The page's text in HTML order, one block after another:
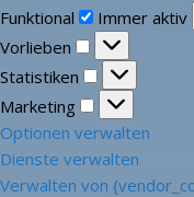
Funktional
Funktional
Immer aktiv
Vorlieben
Vorlieben
Statistiken
Statistiken
Marketing
Marketing
Optionen verwalten
Dienste verwalten
Verwalten von